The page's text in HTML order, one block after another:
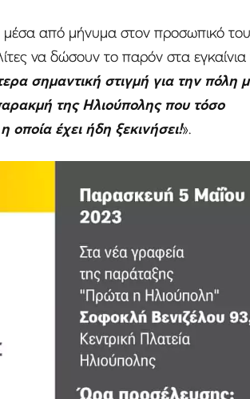
από μήνυμα στον προσωπικό του
να δώσουν το παρόν στα
σημαντική στιγμή για την πόλη
της Ηλιούπολης που τόσο
έχει ήδη ξεκινήσει!».